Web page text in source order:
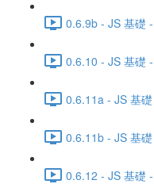
0.6.9b - JS 基礎
0.6.10 - JS 基礎
0.6.11a - JS 基
0.6.11b - JS 基
0.6.12 - JS 基礎